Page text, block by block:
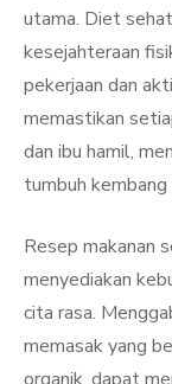
utama. Diet
kesejahteraan
pekerjaan dan
memastikan
dan ibu hamil,
tumbuh
Resep makanan
menyediakan
cita rasa.
memasak yang